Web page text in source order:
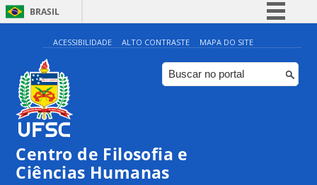
BRASIL
Simplifique!
Comunica BR
Participe
ACESSIBILIDADE ALTO CONTRASTE MAPA DO SITE
Centro de Filosofia e
Ciências Humanas